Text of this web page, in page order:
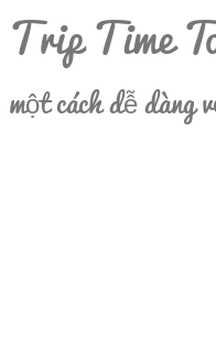
Trip Time
một cách dễ dàng